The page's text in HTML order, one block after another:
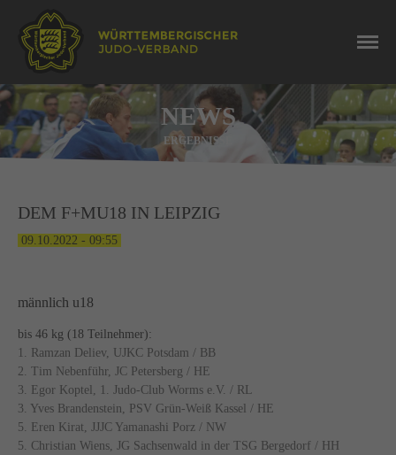
NEWS
ERGEBNISSE
DEM F+MU18 IN LEIPZIG
09.10.2022 - 09:55
männlich u18
bis 46 kg (18 Teilnehmer):
1. Ramzan Deliev, UJKC Potsdam / BB
2. Tim Nebenführ, JC Petersberg / HE
3. Egor Koptel, 1. Judo-Club Worms e.V. / RL
3. Yves Brandenstein, PSV Grün-Weiß Kassel / HE
5. Eren Kirat, JJJC Yamanashi Porz / NW
5. Christian Wiens, JG Sachsenwald in der TSG Bergedorf / HH